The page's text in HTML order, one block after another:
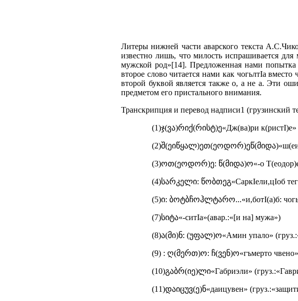
Литеры нижней части аварского текста
известно лишь, что милость испрашивается
мужской род»[14]. Предложенная нами попытка
второе слово читается нами как чогьлтIа
второй буквой является также о, а не а. Эти
предметом его пристального внимания.
Транскрипция и перевод надписи1 (грузинский
(1)ჯ(ვა)რიქ(რისტ)ე«Дж(ва)ри к(ристI)е»
(3)ოთ(ეოდორ)ე: წ(მიდა)ო«-о
(4)სარკელი: წობთეგ«СаркIели,цIоб
(5)ი: ბოტბჩოჰლტარო...«и,ботI(а)б:
(7)სიტა«-ситIа»(авар.:«[и на] мужа»)
(8)ა(მი)ნ: (უფალ)ო«Амин упало»
(9) : ღ(მერთ)ო: ჩ(ვენ)ო«гъмерто
(10)გაბრ(იე)ლი«Габриэли»
(11)დაიცუვ(ე)ნ«даицувен»